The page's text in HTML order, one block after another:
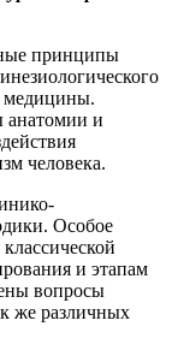
принципы
медицины.
анатомии и
человека.
Особое
и этапам
вопросы
же различных